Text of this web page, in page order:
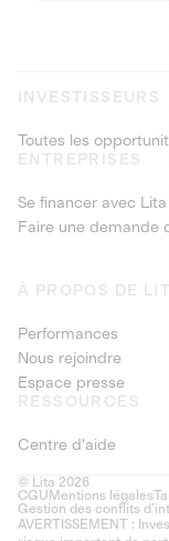
INVESTISSEURS
Toutes les
ENTREPRISES
Se financer avec Lita
Faire une demande
À PROPOS DE
Performances
Nous rejoindre
Espace presse
RESSOURCES
Centre d'aide
© Lita 2026
CGU Mentions légales
Gestion des conflits
AVERTISSEMENT :